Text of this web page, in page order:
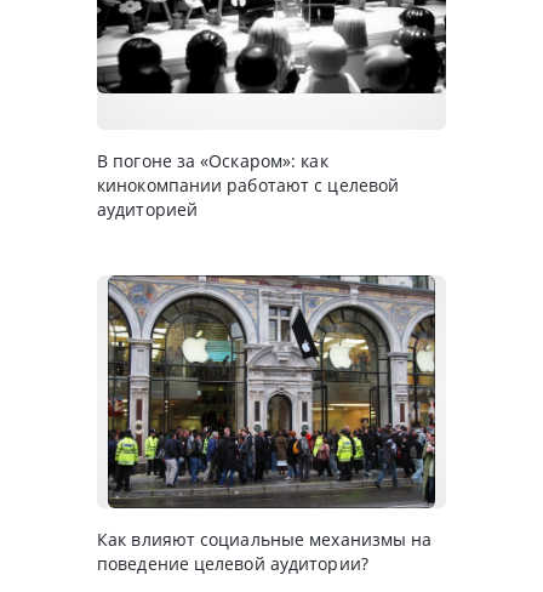
В погоне за «Оскаром»: как
кинокомпании работают с целевой
аудиторией
Как влияют социальные механизмы на
поведение целевой аудитории?